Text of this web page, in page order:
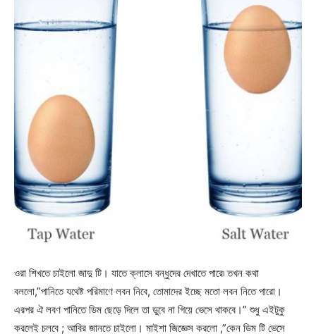
ওরা শিখতে চাইলো জাদু টি। যাতে ক্লাসে বন্ধুদের দেখাতে পারে৷ তখন কথা
বললো,”পানিতে যথেষ্ট পরিমাণে লবন নিবে, তোমাদের ইচ্ছে মতো লবন নিতে পারো।
এরপর ঐ লবণ পানিতে ডিম ছেড়ে দিলে তা ডুবে না গিয়ে ভেসে থাকবে।” শুধু এইটুকু
করলেই চলবে ; আবির জানতে চাইলো। মাইশা জিজ্ঞেস করলো ,”কেন ডিম টি ভেসে